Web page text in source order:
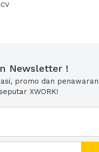
Newsletter !
promo dan penawaran
XWORK!